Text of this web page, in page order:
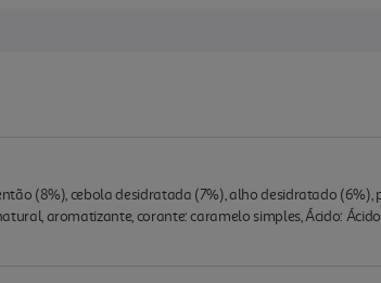
(8%), cebola desidratada (7%), alho desidratado
aromatizante, corante: caramelo simples, Ácido: